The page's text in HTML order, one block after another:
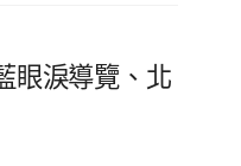
眼淚導覽、北